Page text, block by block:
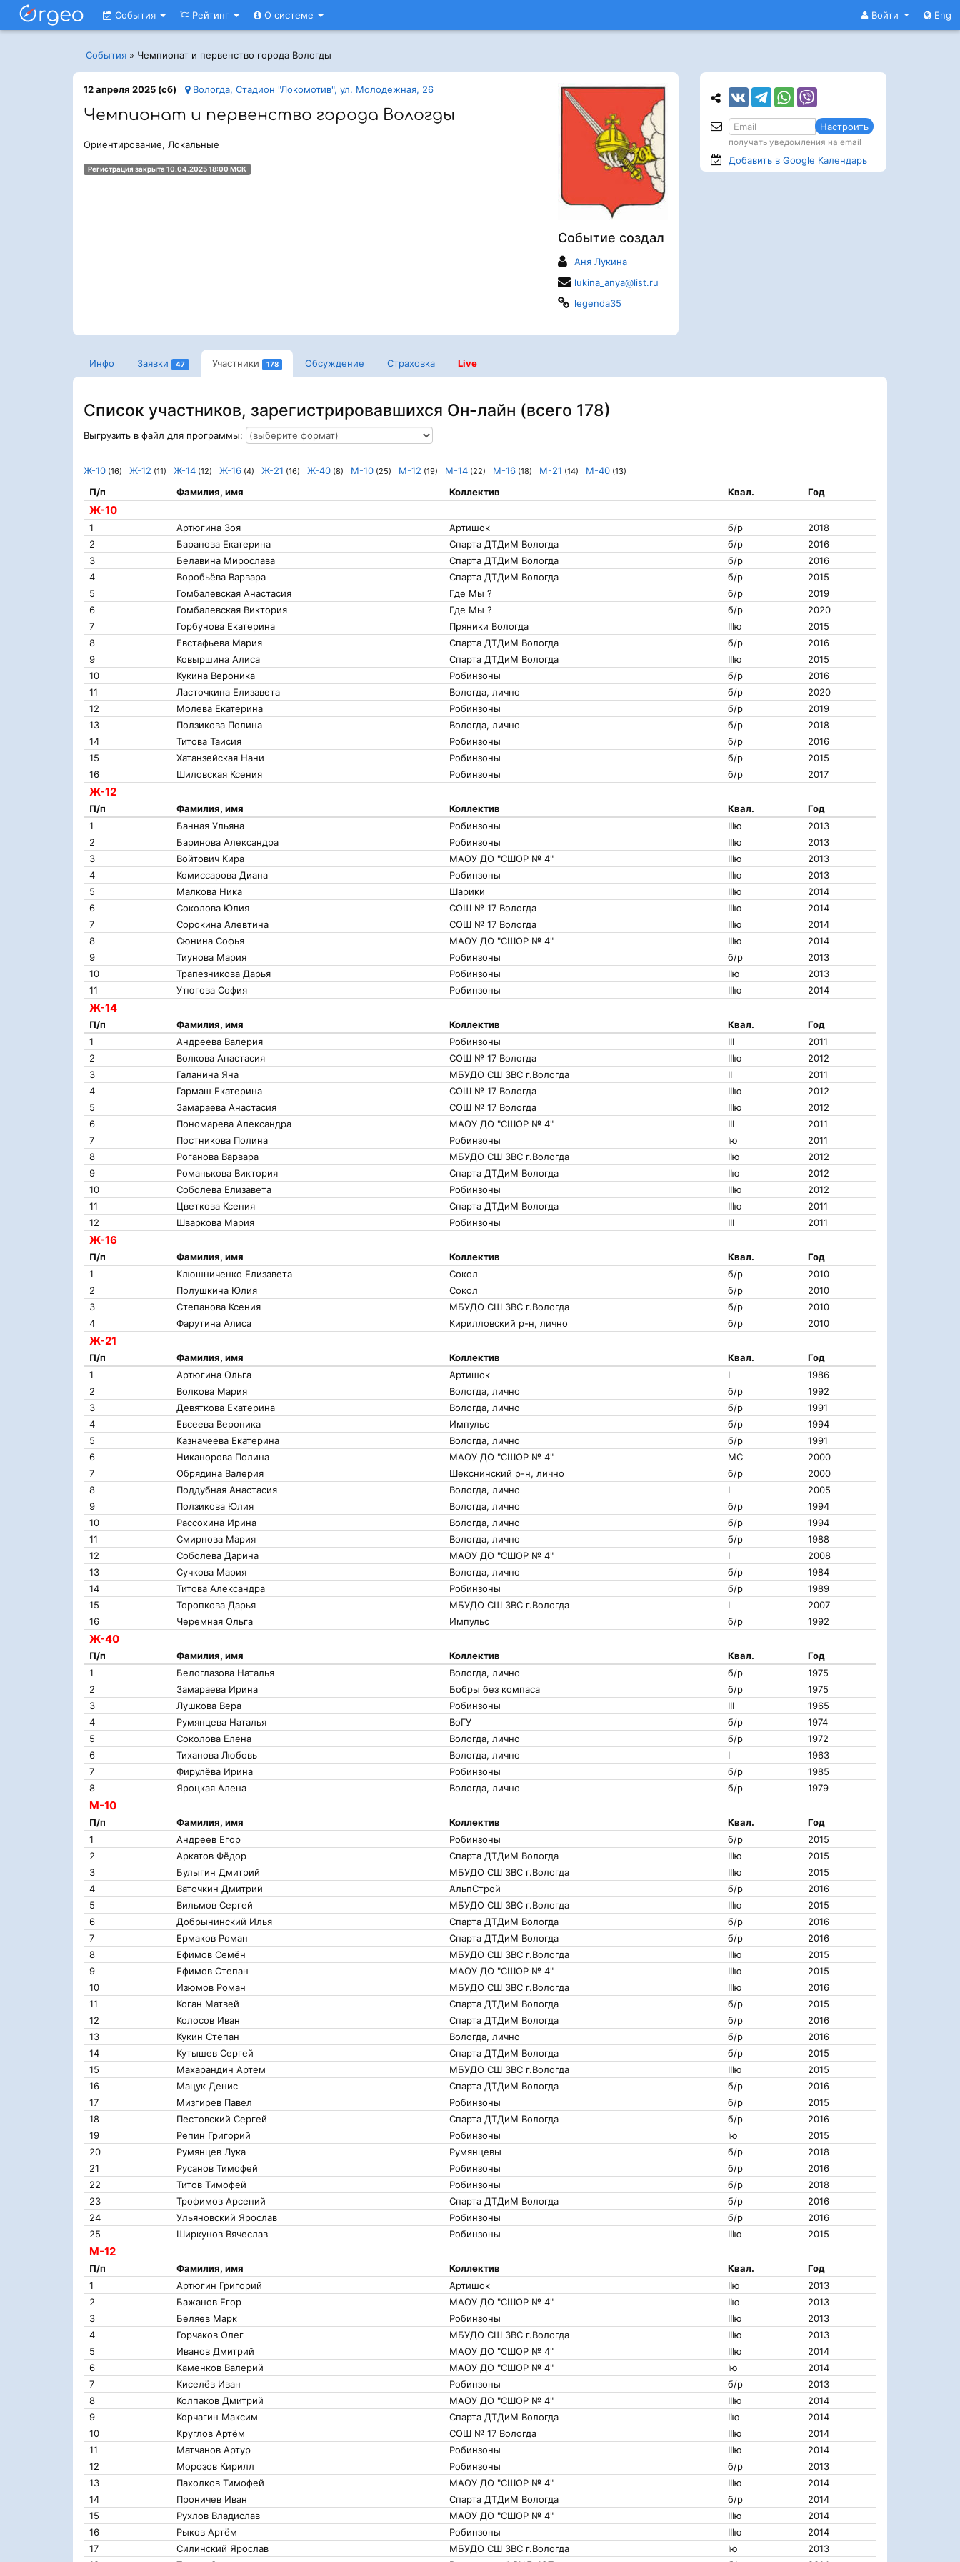
Войти Eng
События Рейтинг О системе
События » Чемпионат и первенство города Вологды
Событие создал
Аня Лукина
lukina_anya@list.ru
legenda35
12 апреля 2025 (сб) Вологда, Стадион "Локомотив", ул. Молодежная, 26
Чемпионат и первенство города Вологды
Ориентирование, Локальные
Регистрация закрыта 10.04.2025 18:00 МСК
Инфо Заявки 47 Участники 178 Обсуждение Страховка Live
Список участников, зарегистрировавшихся Он-лайн (всего 178)
Выгрузить в файл для программы:
Ж-10 (16) Ж-12 (11) Ж-14 (12) Ж-16 (4) Ж-21 (16) Ж-40 (8) М-10 (25) М-12 (19) М-14 (22) М-16 (18) М-21 (14) М-40 (13)
Ж-10
П/п Фамилия, имя Коллектив Квал. Год
1 Артюгина Зоя Артишок б/р
2018
2
Баранова Екатерина Спарта ДТДиМ Вологда б/р
2016
3
Белавина Мирослава Спарта ДТДиМ Вологда б/р
2016
4
Воробьёва Варвара Спарта ДТДиМ Вологда б/р
2015
5
Гомбалевская Анастасия Где Мы ? б/р
2019
6
Гомбалевская Виктория Где Мы ? б/р
2020
7
Горбунова Екатерина Пряники Вологда IIIю
2015
8
Евстафьева Мария Спарта ДТДиМ Вологда б/р
2016
9
Ковыршина Алиса Спарта ДТДиМ Вологда IIIю
2015
10
Кукина Вероника Робинзоны б/р
2016
11
Ласточкина Елизавета Вологда, лично б/р
2020
12
Молева Екатерина Робинзоны б/р
2019
13
Ползикова Полина Вологда, лично б/р
2018
14
Титова Таисия Робинзоны б/р
2016
15
Хатанзейская Нани Робинзоны б/р
2015
16
Шиловская Ксения Робинзоны б/р 2017
Ж-12
П/п Фамилия, имя Коллектив Квал.
Год
1
Банная Ульяна Робинзоны IIIю
2013
2
Баринова Александра Робинзоны IIIю
2013
3
Войтович Кира МАОУ ДО "СШОР № 4" IIIю
2013
4
Комиссарова Диана Робинзоны IIIю
2013
5
Малкова Ника Шарики IIIю
2014
6
Соколова Юлия СОШ № 17 Вологда IIIю
2014
7
Сорокина Алевтина СОШ № 17 Вологда IIIю
2014
8
Сюнина Софья МАОУ ДО "СШОР № 4" IIIю
2014
9
Тиунова Мария Робинзоны б/р
2013
10
Трапезникова Дарья Робинзоны IIю
2013
11
Утюгова София Робинзоны IIIю 2014
Ж-14
П/п Фамилия, имя Коллектив Квал.
Год
1
Андреева Валерия Робинзоны III
2011
2
Волкова Анастасия СОШ № 17 Вологда IIIю
2012
3
Галанина Яна МБУДО СШ ЗВС г.Вологда II
2011
4
Гармаш Екатерина СОШ № 17 Вологда IIIю
2012
5
Замараева Анастасия СОШ № 17 Вологда IIIю
2012
6
Пономарева Александра МАОУ ДО "СШОР № 4" III
2011
7
Постникова Полина Робинзоны Iю
2011
8
Роганова Варвара МБУДО СШ ЗВС г.Вологда IIю
2012
9
Романькова Виктория Спарта ДТДиМ Вологда IIю
2012
10
Соболева Елизавета Робинзоны IIIю
2012
11
Цветкова Ксения Спарта ДТДиМ Вологда IIIю
2011
12
Шваркова Мария Робинзоны III 2011
Ж-16
П/п Фамилия, имя Коллектив Квал.
Год
1
Клюшниченко Елизавета Сокол б/р
2010
2
Полушкина Юлия Сокол б/р
2010
3
Степанова Ксения МБУДО СШ ЗВС г.Вологда б/р
2010
4
Фарутина Алиса Кирилловский р-н, лично б/р 2010
Ж-21
П/п Фамилия, имя Коллектив Квал.
Год
1
Артюгина Ольга Артишок I
1986
2
Волкова Мария Вологда, лично б/р
1992
3
Девяткова Екатерина Вологда, лично б/р
1991
4
Евсеева Вероника Импульс б/р
1994
5
Казначеева Екатерина Вологда, лично б/р
1991
6
Никанорова Полина МАОУ ДО "СШОР № 4" МС
2000
7
Обрядина Валерия Шекснинский р-н, лично б/р
2000
8
Поддубная Анастасия Вологда, лично I
2005
9
Ползикова Юлия Вологда, лично б/р
1994
10
Рассохина Ирина Вологда, лично б/р
1994
11
Смирнова Мария Вологда, лично б/р
1988
12
Соболева Дарина МАОУ ДО "СШОР № 4" I
2008
13
Сучкова Мария Вологда, лично б/р
1984
14
Титова Александра Робинзоны б/р
1989
15
Торопкова Дарья МБУДО СШ ЗВС г.Вологда I
2007
16
Черемная Ольга Импульс б/р 1992
Ж-40
П/п Фамилия, имя Коллектив Квал.
Год
1
Белоглазова Наталья Вологда, лично б/р
1975
2
Замараева Ирина Бобры без компаса б/р
1975
3
Лушкова Вера Робинзоны III
1965
4
Румянцева Наталья ВоГУ б/р
1974
5
Соколова Елена Вологда, лично б/р
1972
6
Тиханова Любовь Вологда, лично I
1963
7
Фирулёва Ирина Робинзоны б/р
1985
8
Яроцкая Алена Вологда, лично б/р 1979
М-10
П/п Фамилия, имя Коллектив Квал.
Год
1
Андреев Егор Робинзоны б/р
2015
2
Аркатов Фёдор Спарта ДТДиМ Вологда IIIю
2015
3
Булыгин Дмитрий МБУДО СШ ЗВС г.Вологда IIIю
2015
4
Ваточкин Дмитрий АльпСтрой б/р
2016
5
Вильмов Сергей МБУДО СШ ЗВС г.Вологда IIIю
2015
6
Добрынинский Илья Спарта ДТДиМ Вологда б/р
2016
7
Ермаков Роман Спарта ДТДиМ Вологда б/р
2016
8
Ефимов Семён МБУДО СШ ЗВС г.Вологда IIIю
2015
9
Ефимов Степан МАОУ ДО "СШОР № 4" IIIю
2015
10
Изюмов Роман МБУДО СШ ЗВС г.Вологда IIIю
2016
11
Коган Матвей Спарта ДТДиМ Вологда б/р
2015
12
Колосов Иван Спарта ДТДиМ Вологда б/р
2016
13
Кукин Степан Вологда, лично б/р
2016
14
Кутышев Сергей Спарта ДТДиМ Вологда б/р
2015
15
Махарандин Артем МБУДО СШ ЗВС г.Вологда IIIю
2015
16
Мацук Денис Спарта ДТДиМ Вологда б/р
2016
17
Мизгирев Павел Робинзоны б/р
2015
18
Пестовский Сергей Спарта ДТДиМ Вологда б/р
2016
19
Репин Григорий Робинзоны Iю
2015
20
Румянцев Лука Румянцевы б/р
2018
21
Русанов Тимофей Робинзоны б/р
2016
22
Титов Тимофей Робинзоны б/р
2018
23
Трофимов Арсений Спарта ДТДиМ Вологда б/р
2016
24
Ульяновский Ярослав Робинзоны б/р
2016
25
Ширкунов Вячеслав Робинзоны IIIю 2015
М-12
П/п Фамилия, имя Коллектив Квал.
Год
1
Артюгин Григорий Артишок IIю
2013
2
Бажанов Егор МАОУ ДО "СШОР № 4" IIю
2013
3
Беляев Марк Робинзоны IIIю
2013
4
Горчаков Олег МБУДО СШ ЗВС г.Вологда IIIю
2013
5
Иванов Дмитрий МАОУ ДО "СШОР № 4" IIIю
2014
6
Каменков Валерий МАОУ ДО "СШОР № 4" Iю
2014
7
Киселёв Иван Робинзоны б/р
2013
8
Колпаков Дмитрий МАОУ ДО "СШОР № 4" IIIю
2014
9
Корчагин Максим Спарта ДТДиМ Вологда IIю
2014
10
Круглов Артём СОШ № 17 Вологда IIIю
2014
11
Матчанов Артур Робинзоны IIIю
2014
12
Морозов Кирилл Робинзоны б/р
2013
13
Пахолков Тимофей МАОУ ДО "СШОР № 4" IIIю
2014
14
Проничев Иван Спарта ДТДиМ Вологда б/р
2014
15
Рухлов Владислав МАОУ ДО "СШОР № 4" IIIю
2014
16
Рыков Артём Робинзоны IIIю
2014
17
Силинский Ярослав МБУДО СШ ЗВС г.Вологда Iю
2013
Настроить
получать уведомления на email
Добавить в Google Календарь